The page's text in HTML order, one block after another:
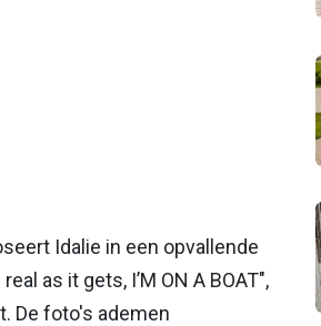
Idalie in een opvallende
as it gets, I’M ON A BOAT",
De foto's ademen